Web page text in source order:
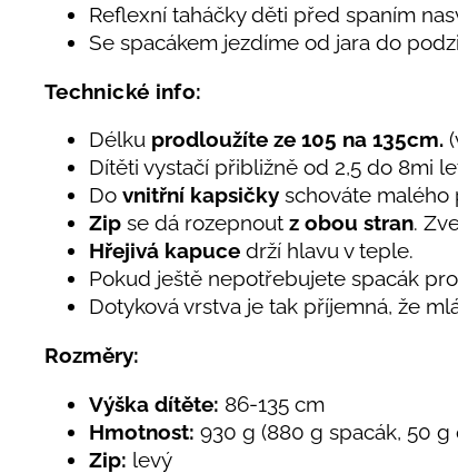
Reflexní taháčky děti před spaním
Se spacákem jezdíme od jara do
Technické info:
Délku prodloužíte ze 105 na 135cm.
Dítěti vystačí přibližně od 2,5 do 8mi
Do vnitřní kapsičky schováte malého
Zip se dá rozepnout z obou stran.
Hřejivá kapuce drží hlavu v teple.
Pokud ještě nepotřebujete spacák
Dotyková vrstva je tak příjemná, že
Rozměry:
Výška dítěte: 86-135 cm
Hmotnost: 930 g (880 g spacák, 50 g
Zip: levý